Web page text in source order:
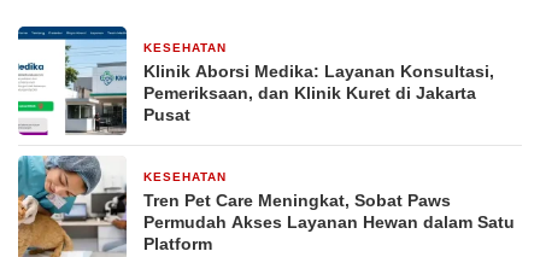
KESEHATAN
Klinik Aborsi Medika: Layanan Konsultasi,
Pemeriksaan, dan Klinik Kuret di Jakarta
Pusat
KESEHATAN
Tren Pet Care Meningkat, Sobat Paws
Permudah Akses Layanan Hewan dalam Satu
Platform